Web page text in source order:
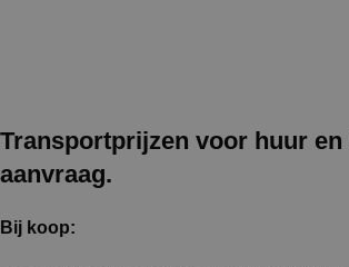
Transportprijzen voor huur en
aanvraag.
Bij koop: